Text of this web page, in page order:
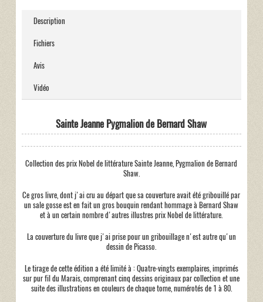
Description
Fichiers
Avis
Vidéo
Sainte Jeanne Pygmalion de Bernard Shaw
Collection des prix Nobel de littérature Sainte Jeanne, Pygmalion de Bernard
Shaw.
Ce gros livre, dont j'ai cru au départ que sa couverture avait été gribouillé par
un sale gosse est en fait un gros bouquin rendant hommage à Bernard Shaw
et à un certain nombre d'autres illustres prix Nobel de littérature.
La couverture du livre que j'ai prise pour un gribouillage n'est autre qu'un
dessin de Picasso.
Le tirage de cette édition a été limité à : Quatre-vingts exemplaires, imprimés
sur pur fil du Marais, comprenant cinq dessins originaux par collection et une
suite des illustrations en couleurs de chaque tome, numérotés de 1 à 80.